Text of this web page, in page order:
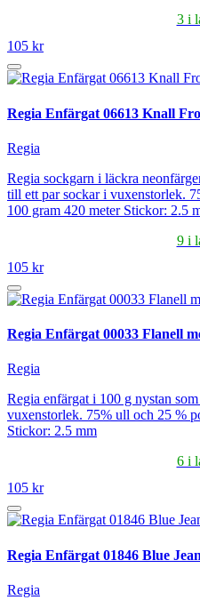
3 i
105 kr
Regia Enfärgat 06613 Knall
Regia
Regia sockgarn i läckra
till ett par sockar i vuxenstorlek.
100 gram 420 meter Stickor: 2.5
9 i
105 kr
Regia Enfärgat 00033 Flanell
Regia
Regia enfärgat i 100 g nystan
vuxenstorlek. 75% ull och 25 %
Stickor: 2.5 mm
6 i
105 kr
Regia Enfärgat 01846 Blue
Regia